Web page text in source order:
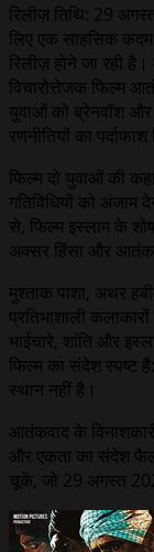
रिलीज़ तिथि: 29
लिए एक साहसिक
रिलीज़ होने जा रही है।
विचारोत्तेजक फिल्म
युवाओं को ब्रेनवॉश और
रणनीतियों का
फिल्म दो युवाओं की
गतिविधियों को अंजाम
से, फिल्म इस्लाम के
अक्सर हिंसा और
मुश्ताक पाशा, अथर
प्रतिभाशाली
भाईचारे, शांति और
फिल्म का संदेश स्पष्ट
स्थान नहीं है।
आतंकवाद के
और एकता का संदेश
चूकें, जो 29 अगस्त